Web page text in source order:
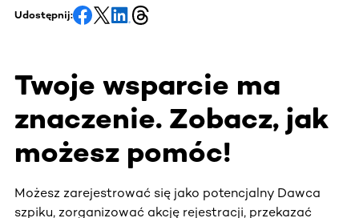
Udostępnij:
Twoje wsparcie ma
znaczenie. Zobacz, jak
możesz pomóc!
Możesz zarejestrować się jako potencjalny Dawca
szpiku, zorganizować akcję rejestracji, przekazać